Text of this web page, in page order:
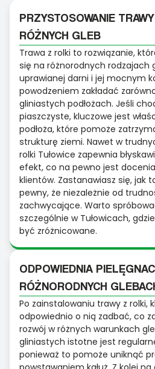
PRZYSTOSOWANIE
RÓŻNYCH GLEB
Trawa z rolki to rozwiązanie,
się na różnorodnych rodzajach
uprawianej darni i jej mocnym
powodzeniem zakładać
gliniastych podłożach. Jeśli
piaszczyste, kluczowe jest
podłoża, które pomoże
strukturę ziemi. Nawet w
rolki Tułowice zapewnia
efekt, co na pewno jest
klientów. Zastanawiasz się, jak
pewny, że niezależnie od
zachwycające. Warto
szczególnie w Tułowicach,
być zróżnicowane.
ODPOWIEDNIA
RÓŻNORODNYCH
Po zainstalowaniu trawy z rolki,
odpowiednio o nią zadbać, co
rozwój w różnych warunkach
gliniastych istotne jest
ponieważ to pomoże uniknąć